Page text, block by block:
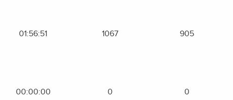
01:56:51 1067 905
00:00:00 0 0